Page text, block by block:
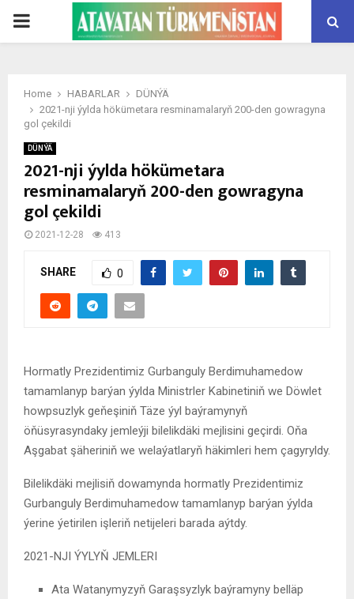
PRIMARY
Home HABARLAR
DÜNÝÄ
2021-nji ýylda hökümetara resminamalaryň 200-den gowragyna
gol çekildi
DÜNÝÄ
2021-nji ýylda hökümetara
resminamalaryň 200-den gowragyna
gol çekildi
2021-12-28 413
SHARE 0
Hormatly Prezidentimiz Gurbanguly Berdimuhamedow
tamamlanyp barýan ýylda Ministrler Kabinetiniň we Döwlet
howpsuzlyk geňeşiniň Täze ýyl baýramynyň
öňüsyrasyndaky jemleýji bilelikdäki mejlisini geçirdi. Oňa
Aşgabat şäheriniň we welaýatlaryň häkimleri hem çagyryldy.
Bilelikdäki mejlisiň dowamynda hormatly Prezidentimiz
Gurbanguly Berdimuhamedow tamamlanyp barýan ýylda
ýerine ýetirilen işleriň netijeleri barada aýtdy.
2021-NJI ÝYLYŇ JEMLERI
Ata Watanymyzyň Garaşsyzlyk baýramyny belläp